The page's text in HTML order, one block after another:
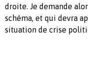
droite. Je demande
schéma, et qui devra
situation de crise